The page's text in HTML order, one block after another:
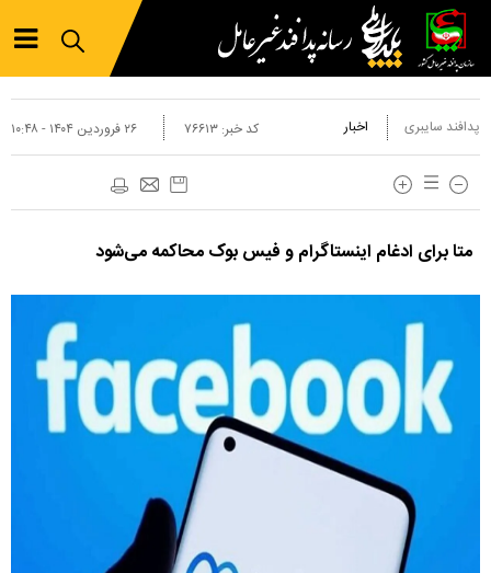
پدافند سایبری اخبار ۲۶ فروردين ۱۴۰۴ - ۱۰:۴۸ کد خبر:۷۶۶۱۳
متا برای ادغام اینستاگرام و فیس بوک محاکمه می‌شود